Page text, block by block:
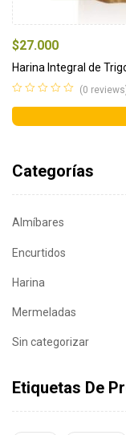
$27.000
Harina Integral de
(0
Categorías
Almíbares
Encurtidos
Harina
Mermeladas
Sin categorizar
Etiquetas De